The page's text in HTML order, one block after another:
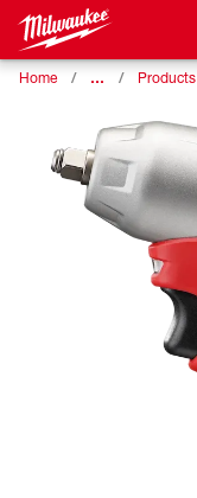
Home … Products